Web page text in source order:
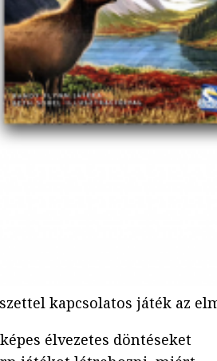
kapcsolatos játék az
élvezetes döntéseket